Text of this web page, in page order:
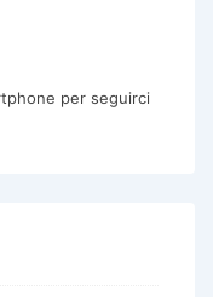
per seguirci